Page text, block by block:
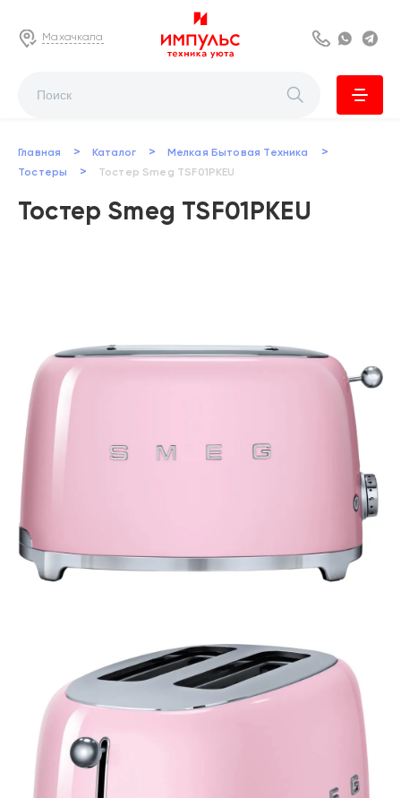
Махачкала 8 800 222 63
Главная > Каталог > Мелкая Бытовая Техника >
Тостеры > Тостер Smeg TSF01PKEU
Тостер Smeg TSF01PKEU